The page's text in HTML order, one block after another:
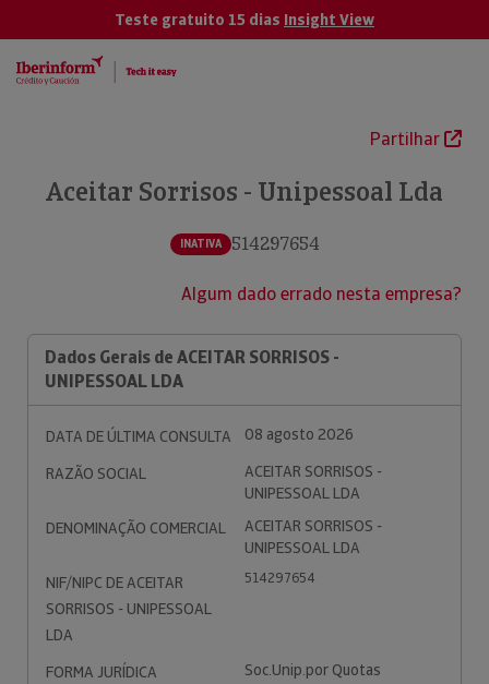
Teste gratuito 15 dias Insight View
Partilhar
Aceitar Sorrisos - Unipessoal Lda
INATIVA 514297654
Algum dado errado nesta empresa?
Dados Gerais de ACEITAR SORRISOS -
UNIPESSOAL LDA
DATA DE ÚLTIMA CONSULTA
08 agosto 2026
RAZÃO SOCIAL
ACEITAR SORRISOS -
UNIPESSOAL LDA
DENOMINAÇÃO COMERCIAL
ACEITAR SORRISOS -
UNIPESSOAL LDA
NIF/NIPC DE ACEITAR
SORRISOS - UNIPESSOAL
LDA
514297654
FORMA JURÍDICA
Soc.Unip.por Quotas